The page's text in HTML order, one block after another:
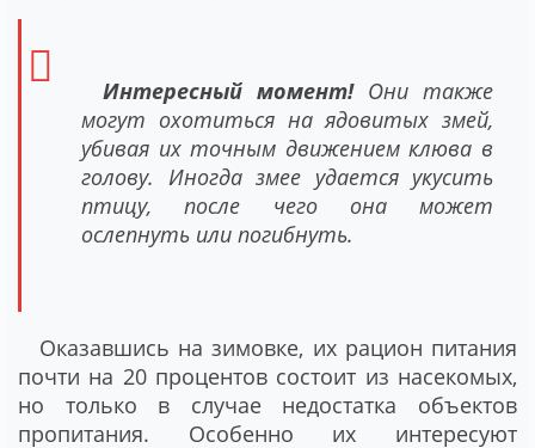
Интересный момент!Они также
могут охотиться на ядовитых змей,
убивая их точным движением клюва в
голову. Иногда змее удается укусить
птицу, после чего она может
ослепнуть или погибнуть.
Оказавшись на зимовке, их рацион питания
почти на 20 процентов состоит из насекомых,
но только в случае недостатка объектов
пропитания. Особенно их интересуют